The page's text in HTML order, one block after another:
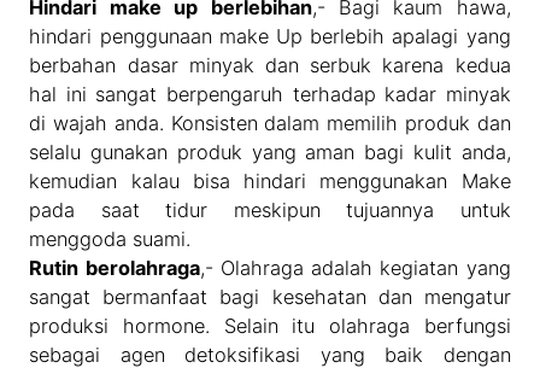
Hindari make up berlebihan,- Bagi kaum hawa,
hindari penggunaan make Up berlebih apalagi yang
berbahan dasar minyak dan serbuk karena kedua
hal ini sangat berpengaruh terhadap kadar minyak
di wajah anda. Konsisten dalam memilih produk dan
selalu gunakan produk yang aman bagi kulit anda,
kemudian kalau bisa hindari menggunakan Make
pada saat tidur meskipun tujuannya untuk
menggoda suami.
Rutin berolahraga,- Olahraga adalah kegiatan yang
sangat bermanfaat bagi kesehatan dan mengatur
produksi hormone. Selain itu olahraga berfungsi
sebagai agen detoksifikasi yang baik dengan